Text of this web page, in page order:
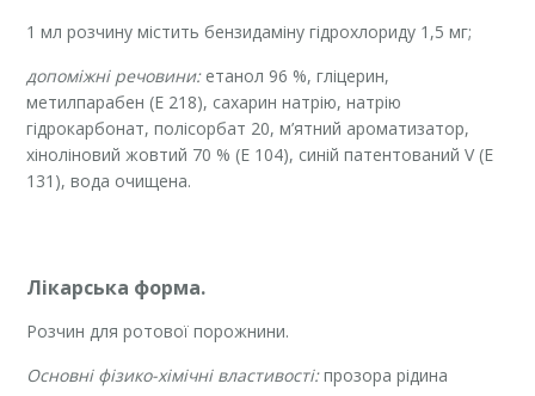
1 мл розчину містить бензидаміну гідрохлориду 1,5 мг;
допоміжні речовини:етанол 96 %, гліцерин,
метилпарабен (Е 218), сахарин натрію, натрію
гідрокарбонат, полісорбат 20, м’ятний ароматизатор,
хіноліновий жовтий 70 % (Е 104), синій патентований V (E
131), вода очищена.
Лікарська форма.
Розчин для ротової порожнини.
Основні фізико-хімічні властивості:прозора рідина